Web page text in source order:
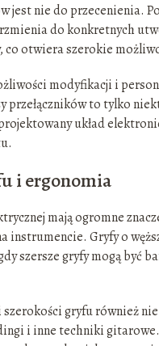
jest nie do przecenienia.
do konkretnych
co otwiera szerokie
modyfikacji i
przełączników to tylko
układ
i ergonomia
mają ogromne
instrumencie. Gryfy o
szersze gryfy mogą
gryfu również
i inne techniki